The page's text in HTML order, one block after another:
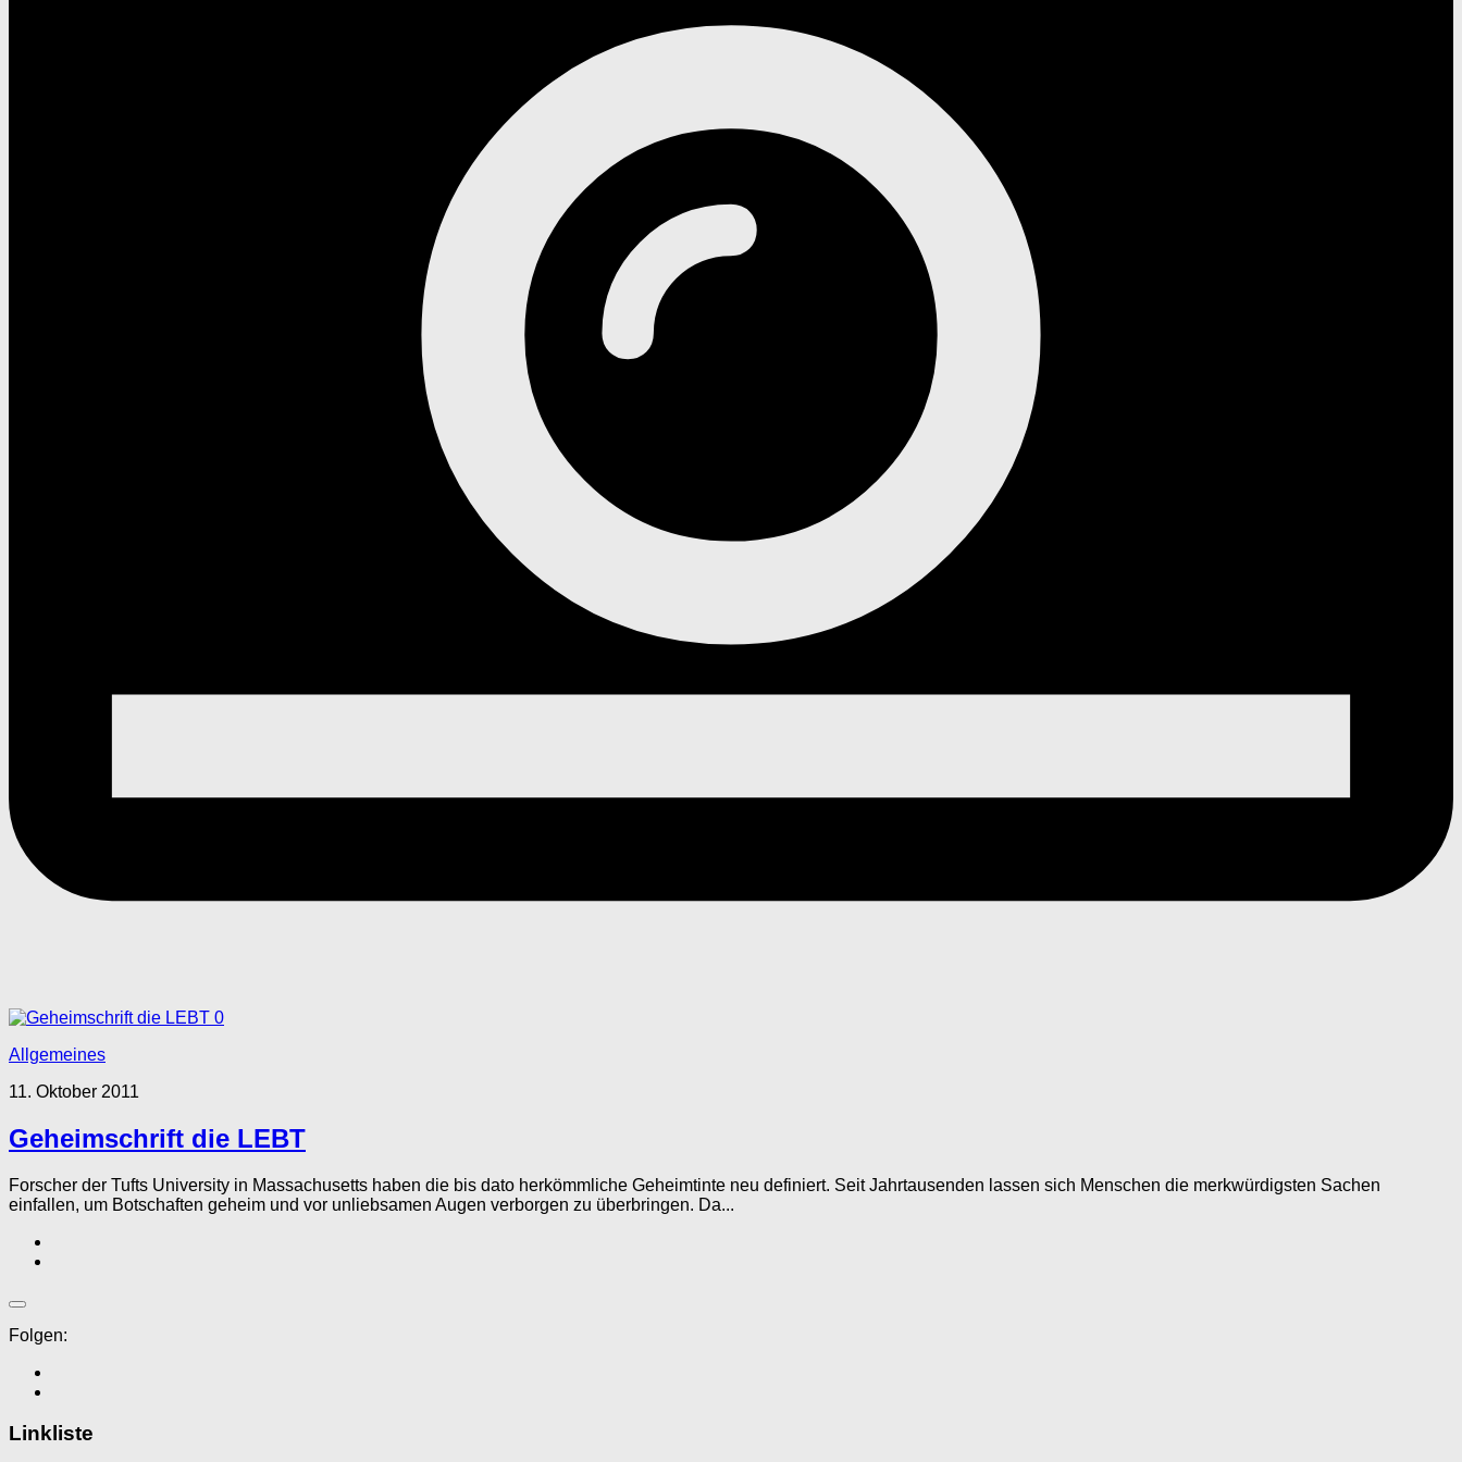
0
Allgemeines
11. Oktober 2011
Geheimschrift die LEBT
Forscher der Tufts University in Massachusetts haben die bis dato herkömmliche Geheimtinte neu definiert. Seit Jahrtausenden lassen sich Menschen die merkwürdigsten Sachen
einfallen, um Botschaften geheim und vor unliebsamen Augen verborgen zu überbringen. Da...
Folgen:
Linkliste